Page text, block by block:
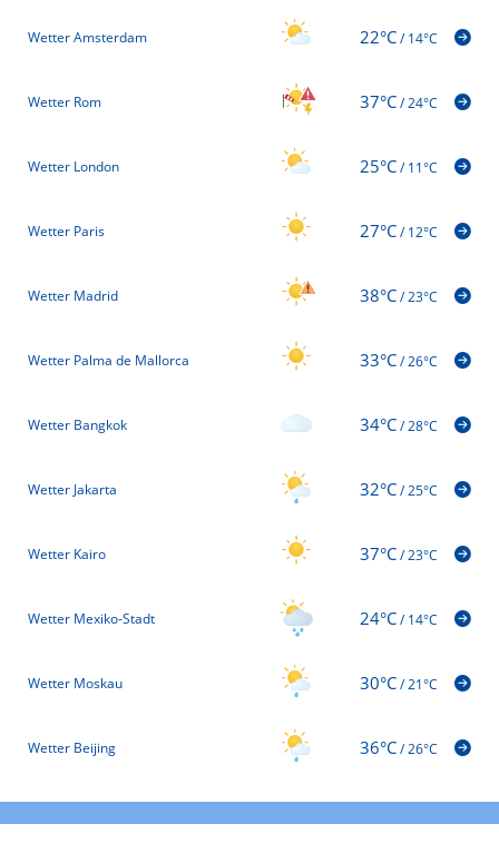
Wetter Amsterdam 22°C/14°C
Wetter Rom 37°C/24°C
Wetter London 25°C/11°C
Wetter Paris 27°C/12°C
Wetter Madrid 38°C/23°C
Wetter Palma de Mallorca 33°C/26°C
Wetter Bangkok 34°C/28°C
Wetter Jakarta 32°C/25°C
Wetter Kairo 37°C/23°C
Wetter Mexiko-Stadt 24°C/14°C
Wetter Moskau 30°C/21°C
Wetter Beijing 36°C/26°C